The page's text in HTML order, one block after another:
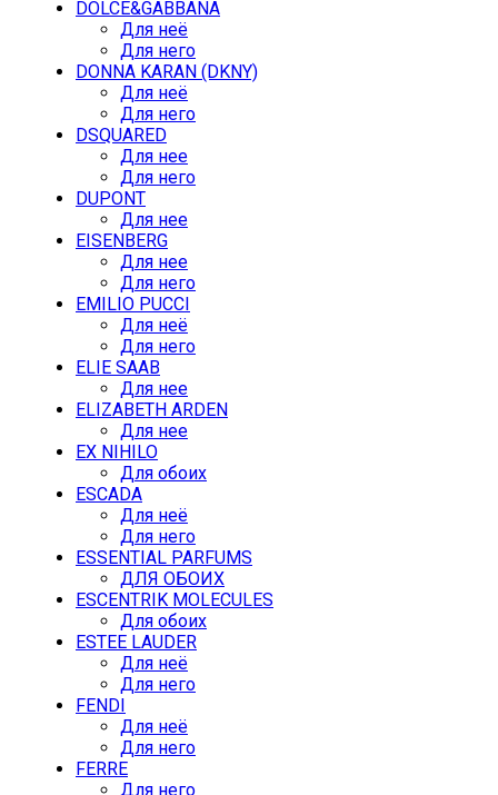
DOLCE&GABBANA
Для неё
Для него
DONNA KARAN (DKNY)
Для неё
Для него
DSQUARED
Для нее
Для него
DUPONT
Для нее
EISENBERG
Для нее
Для него
EMILIO PUCCI
Для неё
Для него
ELIE SAAB
Для нее
ELIZABETH ARDEN
Для нее
EX NIHILO
Для обоих
ESCADA
Для неё
Для него
ESSENTIAL PARFUMS
ДЛЯ ОБОИХ
ESCENTRIK MOLECULES
Для обоих
ESTEE LAUDER
Для неё
Для него
FENDI
Для неё
Для него
FERRE
Для него